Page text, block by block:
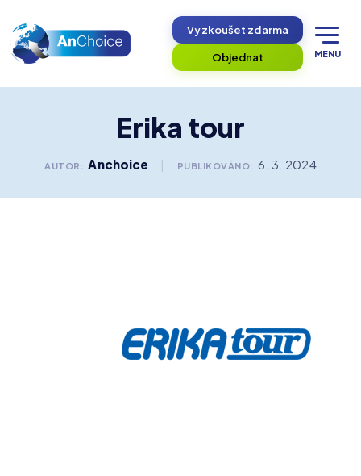
Vyzkoušet zdarma
Objednat MENU
Erika tour
AUTOR: Anchoice | PUBLIKOVÁNO: 6. 3. 2024